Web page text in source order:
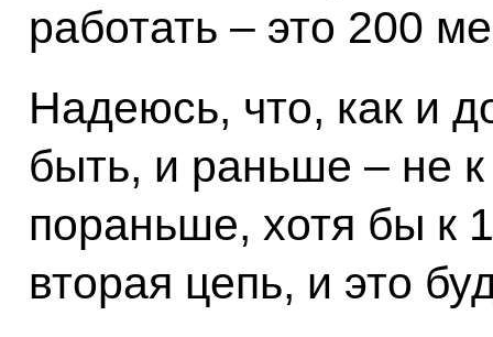
работать – это 200
Надеюсь, что, как и
быть, и раньше – не
пораньше, хотя бы к
вторая цепь, и это